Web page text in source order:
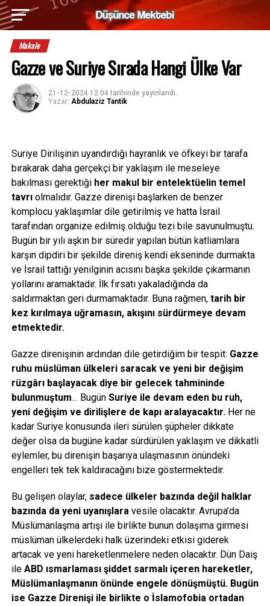
Makale
Gazze ve Suriye Sırada Hangi Ülke Var
21-12-2024 12:04 tarihinde yayınlandı.
Yazar: Abdulaziz Tantik
Suriye Dirilişinin uyandırdığı hayranlık ve öfkeyi bir tarafa
bırakarak daha gerçekçi bir yaklaşım ile meseleye
bakılması gerektiği her makul bir entelektüelin temel
tavrı olmalıdır. Gazze direnişi başlarken de benzer
komplocu yaklaşımlar dile getirilmiş ve hatta İsrail
tarafından organize edilmiş olduğu tezi bile savunulmuştu.
Bugün bir yılı aşkın bir süredir yapılan bütün katliamlara
karşın dipdiri bir şekilde direniş kendi ekseninde durmakta
ve İsrail tattığı yenilginin acısını başka şekilde çıkarmanın
yollarını aramaktadır. İlk fırsatı yakaladığında da
saldırmaktan geri durmamaktadır. Buna rağmen, tarih bir
kez kırılmaya uğramasın, akışını sürdürmeye devam
etmektedir.
Gazze direnişinin ardından dile getirdiğim bir tespit: Gazze
ruhu müslüman ülkeleri saracak ve yeni bir değişim
rüzgârı başlayacak diye bir gelecek tahmininde
bulunmuştum… Bugün Suriye ile devam eden bu ruh,
yeni değişim ve dirilişlere de kapı aralayacaktır. Her ne
kadar Suriye konusunda ileri sürülen şüpheler dikkate
değer olsa da bugüne kadar sürdürülen yaklaşım ve dikkatli
eylemler, bu direnişin başarıya ulaşmasının önündeki
engelleri tek tek kaldıracağını bize göstermektedir.
Bu gelişen olaylar, sadece ülkeler bazında değil halklar
bazında da yeni uyanışlara vesile olacaktır. Avrupa’da
Müslümanlaşma artışı ile birlikte bunun dolaşıma girmesi
müslüman ülkelerdeki halk üzerindeki etkisi giderek
artacak ve yeni hareketlenmelere neden olacaktır. Dün Daiş
ile ABD ısmarlaması şiddet sarmalı içeren hareketler,
Müslümanlaşmanın önünde engele dönüşmüştü. Bugün
ise Gazze Direnişi ile birlikte o İslamofobia ortadan